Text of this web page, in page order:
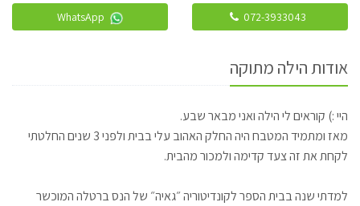
אודות הילה מתוקה
היי :) קוראים לי הילה ואני מבאר שבע.
מאז ומתמיד המטבח היה החלק האהוב עלי בבית ולפני 3 שנים החלטתי
לקחת את זה צעד קדימה ולמכור מהבית.
למדתי שנה בבית הספר לקונדיטוריה ״גאיה״ של הנס ברטלה המוכשר